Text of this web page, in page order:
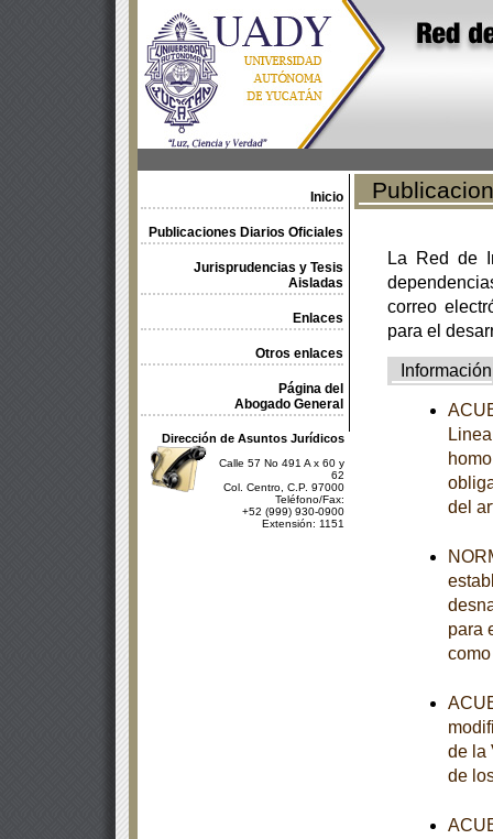
Inicio
Publicaciones Diarios Oficiales
Jurisprudencias y Tesis
Aisladas
Enlaces
Otros enlaces
Página del
Abogado General
Dirección de Asuntos Jurídicos
Calle 57 No 491 A x 60 y
62
Col. Centro, C.P. 97000
Teléfono/Fax:
+52 (999) 930-0900
Extensión: 1151
La Red de
correo
para el
Información
del
para
de la
de